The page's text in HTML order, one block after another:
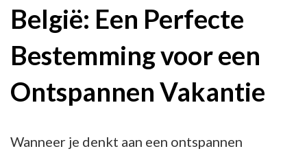
Kust
België
België: Een Perfecte
Bestemming voor een
Ontspannen Vakantie
Wanneer je denkt aan een ontspannen